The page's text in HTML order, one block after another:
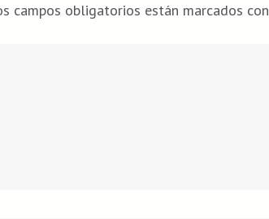
campos obligatorios están marcados con